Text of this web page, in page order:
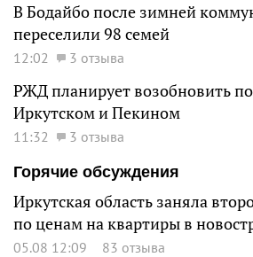
В Бодайбо после зимней
переселили 98 семей
12:02 3 отзыва
РЖД планирует возобновить
Иркутском и Пекином
11:32
3 отзыва
Горячие обсуждения
Иркутская область заняла
по ценам на квартиры в
05.08 12:09 83 отзыва